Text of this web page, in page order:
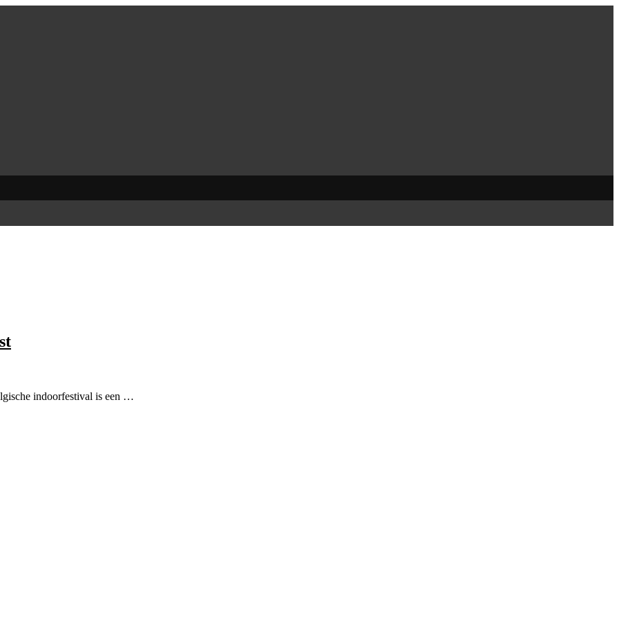
indoorfestival is een …